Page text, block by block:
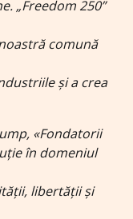
„Freedom 250”
comună
și a crea
«Fondatorii
în domeniul
libertății și